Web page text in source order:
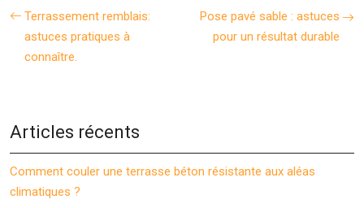
Terrassement remblais:
astuces pratiques à
connaître.
Pose pavé sable : astuces
pour un résultat durable
Articles récents
Comment couler une terrasse béton résistante aux aléas
climatiques ?